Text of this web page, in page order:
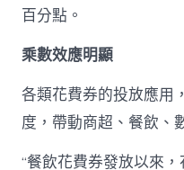
百分點。
乘數效應明顯
各類花費券的投放應用
度，帶動商超、餐飲、
“餐飲花費券發放以來